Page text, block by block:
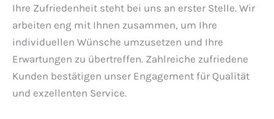
Ihre Zufriedenheit steht bei uns an erster Stelle. Wir
arbeiten eng mit Ihnen zusammen, um Ihre
individuellen Wünsche umzusetzen und Ihre
Erwartungen zu übertreffen. Zahlreiche zufriedene
Kunden bestätigen unser Engagement für Qualität
und exzellenten Service.